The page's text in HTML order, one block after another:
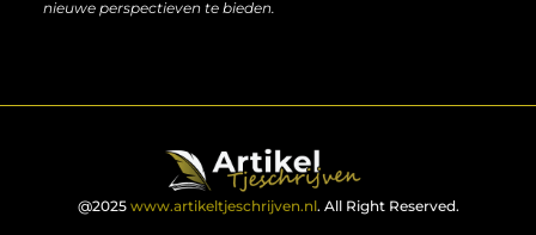
nieuwe perspectieven te bieden.
@2025 www.artikeltjeschrijven.nl. All Right Reserved.